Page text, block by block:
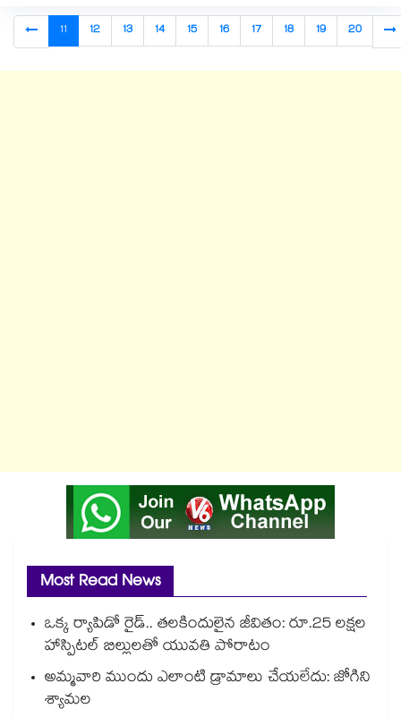
11 12 13 14 15 16 17 18 19 20
Most Read News
ఒక్క ర్యాపిడో రైడ్.. తలకిందులైన జీవితం: రూ.25 లక్షల
హాస్పిటల్ బిల్లులతో యువతి పోరాటం
అమ్మవారి ముందు ఎలాంటి డ్రామాలు చేయలేదు: జోగిని
శ్యామల